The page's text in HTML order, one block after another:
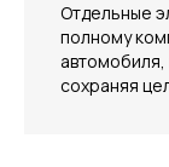
Отдельные
полному
автомобиля,
сохраняя